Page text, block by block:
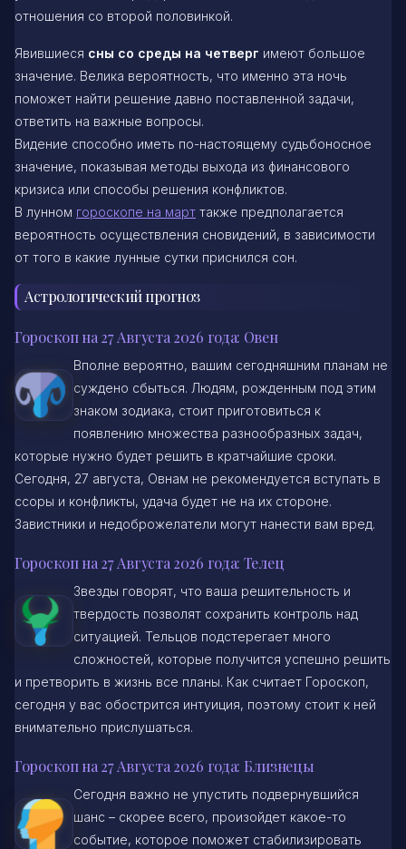
отношения со второй половинкой.
Явившиеся сны со среды на четверг имеют большое
значение. Велика вероятность, что именно эта ночь
поможет найти решение давно поставленной задачи,
ответить на важные вопросы.
Видение способно иметь по-настоящему судьбоносное
значение, показывая методы выхода из финансового
кризиса или способы решения конфликтов.
В лунном гороскопе на март также предполагается
вероятность осуществления сновидений, в зависимости
от того в какие лунные сутки приснился сон.
Астрологический прогноз
Гороскоп на 27 Августа 2026 года: Овен
Вполне вероятно, вашим сегодняшним планам не
суждено сбыться. Людям, рожденным под этим
знаком зодиака, стоит приготовиться к
появлению множества разнообразных задач,
которые нужно будет решить в кратчайшие сроки.
Сегодня, 27 августа, Овнам не рекомендуется вступать в
ссоры и конфликты, удача будет не на их стороне.
Завистники и недоброжелатели могут нанести вам вред.
Гороскоп на 27 Августа 2026 года: Телец
Звезды говорят, что ваша решительность и
твердость позволят сохранить контроль над
ситуацией. Тельцов подстерегает много
сложностей, которые получится успешно решить
и претворить в жизнь все планы. Как считает Гороскоп,
сегодня у вас обострится интуиция, поэтому стоит к ней
внимательно прислушаться.
Гороскоп на 27 Августа 2026 года: Близнецы
Сегодня важно не упустить подвернувшийся
шанс – скорее всего, произойдет какое-то
событие, которое поможет стабилизировать